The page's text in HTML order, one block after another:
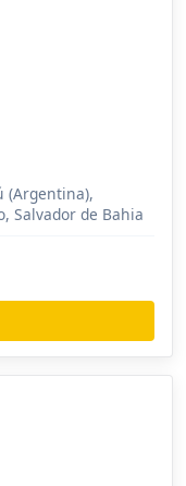
(Argentina),
Salvador de Bahia